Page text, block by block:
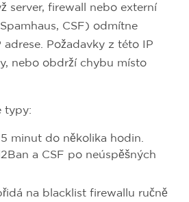
server, firewall nebo externí
CSF) odmítne
Požadavky z této IP
nebo obdrží chybu místo
typy:
minut do několika hodin.
a CSF po neúspěšných
na blacklist firewallu ručně